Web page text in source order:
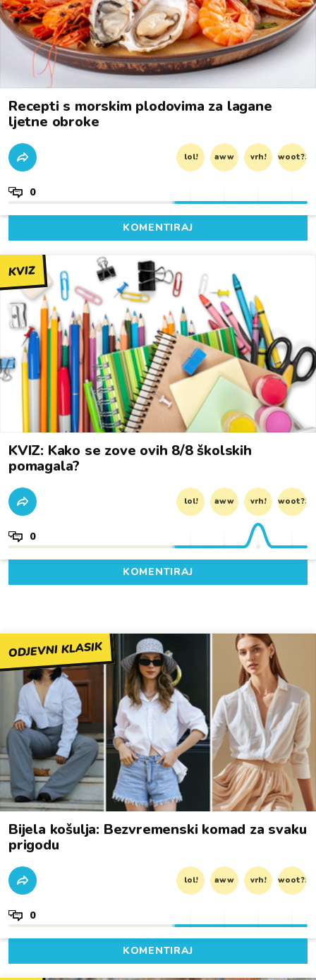
Recepti s morskim plodovima za lagane
ljetne obroke
lol! aww vrh! woot?!
0
KOMENTIRAJ
KVIZ
KVIZ: Kako se zove ovih 8/8 školskih
pomagala?
lol! aww vrh! woot?!
0
KOMENTIRAJ
ODJEVNI KLASIK
Bijela košulja: Bezvremenski komad za svaku
prigodu
lol! aww vrh! woot?!
0
KOMENTIRAJ